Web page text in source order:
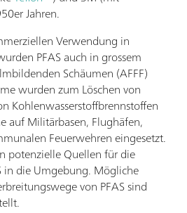
Jahren.
Verwendung in
PFAS auch in grossem
Schäumen (AFFF)
wurden zum Löschen von
Kohlenwasserstoffbrennstoffen
auf Militärbasen, Flughäfen,
Feuerwehren eingesetzt.
potenzielle Quellen für die
in die Umgebung. Mögliche
von PFAS sind